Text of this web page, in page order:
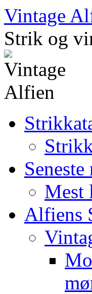
Skip
to
content
Vintage
Strik og
Mest
Alfiens